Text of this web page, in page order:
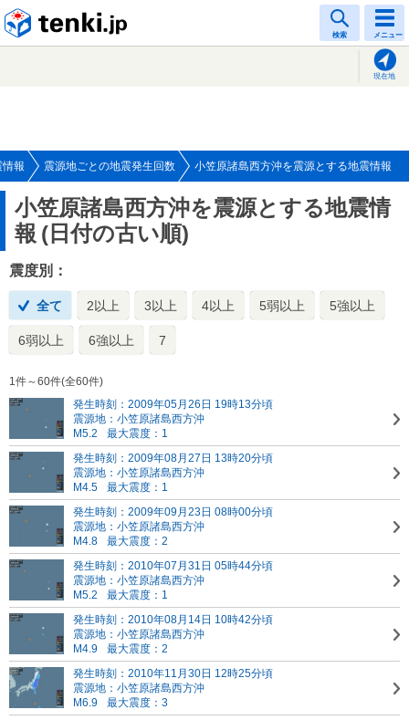
検索 メニュー
現在地
情報 震源地ごとの地震発生回数 小笠原諸島西方沖を震源とする地震情報
小笠原諸島西方沖を震源とする地震情
報 (日付の古い順)
震度別：
全て 2以上 3以上 4以上 5弱以上 5強以上
6弱以上 6強以上 7
1件～60件(全60件)
発生時刻：2009年05月26日 19時13分頃
震源地：小笠原諸島西方沖
M5.2
最大震度：1
発生時刻：2009年08月27日 13時20分頃
震源地：小笠原諸島西方沖
M4.5
最大震度：1
発生時刻：2009年09月23日 08時00分頃
震源地：小笠原諸島西方沖
M4.8
最大震度：2
発生時刻：2010年07月31日 05時44分頃
震源地：小笠原諸島西方沖
M5.2
最大震度：1
発生時刻：2010年08月14日 10時42分頃
震源地：小笠原諸島西方沖
M4.9
最大震度：2
発生時刻：2010年11月30日 12時25分頃
震源地：小笠原諸島西方沖
M6.9
最大震度：3